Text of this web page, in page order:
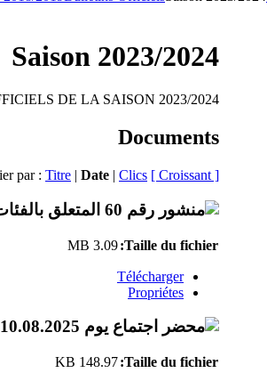
Saison 2023/2024
DE LA SAISON 2023/2024
Documents
par : Titre | Date | Clics [ Croissant ]
Taille du fichier:
3.09 MB
Télécharger
Propriétes
Taille du fichier:
148.97 KB